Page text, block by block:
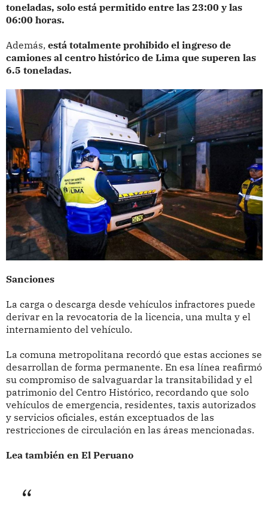
toneladas, solo está permitido entre las 23:00 y las
06:00 horas.
Además, está totalmente prohibido el ingreso de
camiones al centro histórico de Lima que superen las
6.5 toneladas.
Sanciones
La carga o descarga desde vehículos infractores puede
derivar en la revocatoria de la licencia, una multa y el
internamiento del vehículo.
La comuna metropolitana recordó que estas acciones se
desarrollan de forma permanente. En esa línea reafirmó
su compromiso de salvaguardar la transitabilidad y el
patrimonio del Centro Histórico, recordando que solo
vehículos de emergencia, residentes, taxis autorizados
y servicios oficiales, están exceptuados de las
restricciones de circulación en las áreas mencionadas.
Lea también en El Peruano